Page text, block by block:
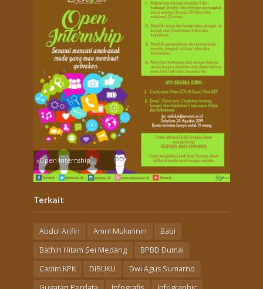
Open Internship
Terkait
Abdul Arifin Amril Mukminin
Babi
Bathin Hitam Sei Medang
BPBD Dumai
Capim KPK
DIBUKU
Dwi Agus Sumarno